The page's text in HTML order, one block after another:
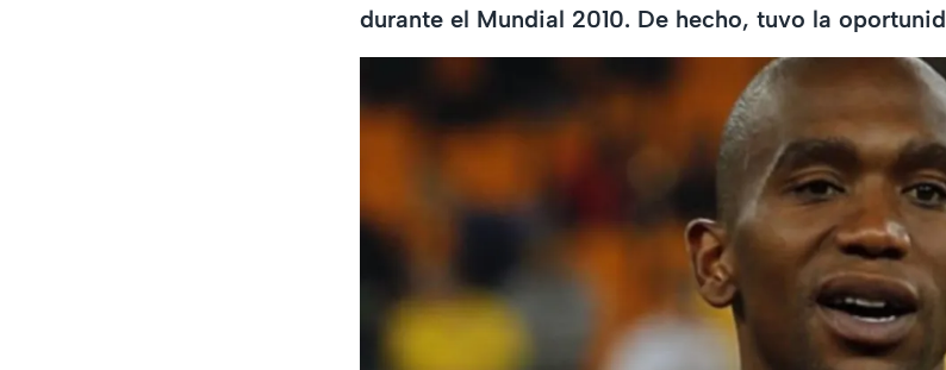
durante el Mundial 2010. De hecho, tuvo la